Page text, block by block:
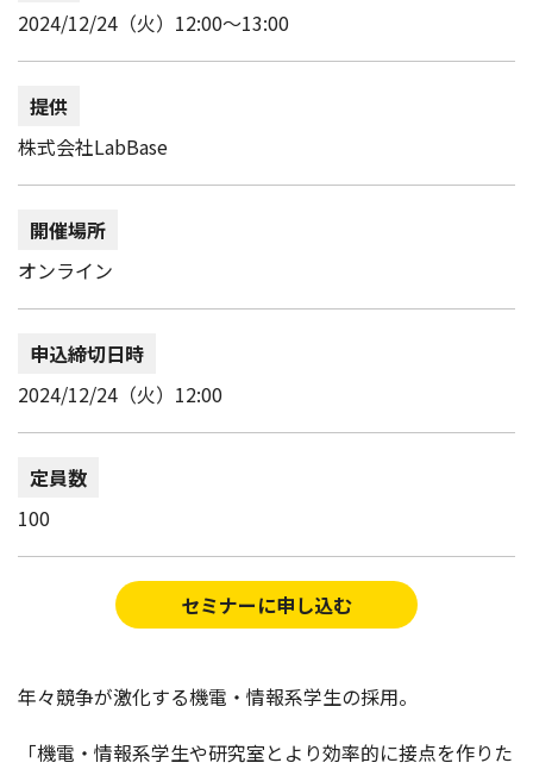
2024/12/24（火）12:00～13:00
提供
株式会社LabBase
開催場所
オンライン
申込締切日時
2024/12/24（火）12:00
定員数
100
セミナーに申し込む
年々競争が激化する機電・情報系学生の採用。
「機電・情報系学生や研究室とより効率的に接点を作りた